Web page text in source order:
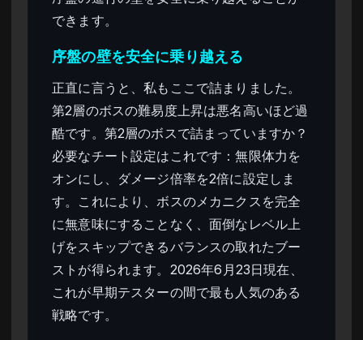
できます。
序盤の壁を安全に乗り越える
正直に言うと、私もここで詰まりました。
第2層のボスの難易度上昇は悪名高いほど過
酷です。第2層のボスで詰まっていますか？
必要なチート設定はこれです：無限体力を
オンにし、ダメージ倍率を2倍に設定しま
す。これにより、ボスのメカニクスを完全
に無意味にすることなく、面倒なレベル上
げをスキップできるバランスの取れたブー
ストが得られます。2026年6月23日現在、
これが早期テスターの間で最も人気のある
戦略です。